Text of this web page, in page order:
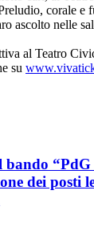
corale e
ascolto nelle
al Teatro
su
“PdG
dei posti